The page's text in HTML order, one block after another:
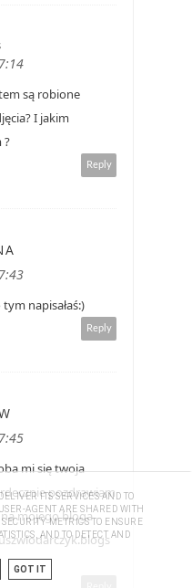
są robione
I jakim
?
Reply
napisałaś:)
Reply
mi się twoja
pozdrawiam
mojego bloga
ITS SERVICES AND TO
AGENT ARE SHARED WITH
METRICS TO ENSURE
AND TO DETECT AND
GOT IT